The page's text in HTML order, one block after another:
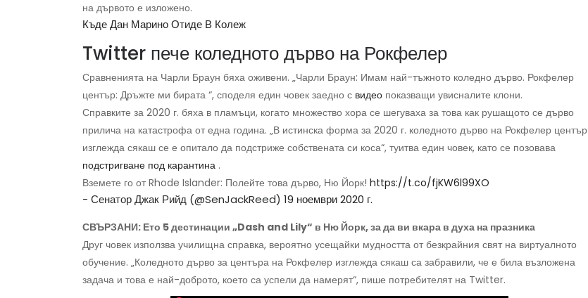
на дървото е изложено.
Къде Дан Марино Отиде В Колеж
Twitter пече коледното дърво на Рокфелер
Сравненията на Чарли Браун бяха оживени. „Чарли Браун: Имам най-тъжното коледно дърво. Рокфелер
център: Дръжте ми бирата “, споделя един човек заедно с видео показващи увисналите клони.
Справките за 2020 г. бяха в пламъци, когато множество хора се шегуваха за това как рушащото се дърво
прилича на катастрофа от една година. „В истинска форма за 2020 г. коледното дърво на Рокфелер център
изглежда сякаш се е опитало да подстриже собствената си коса“, туитва един човек, като се позовава
подстригване под карантина .
Вземете го от Rhode Islander: Полейте това дърво, Ню Йорк! https://t.co/fjKW6l99XO
- Сенатор Джак Рийд (@SenJackReed) 19 ноември 2020 г.
СВЪРЗАНИ: Ето 5 дестинации „Dash and Lily“ в Ню Йорк, за да ви вкара в духа на празника
Друг човек използва училищна справка, вероятно усещайки мудността от безкрайния свят на виртуалното
обучение. „Коледното дърво за центъра на Рокфелер изглежда сякаш са забравили, че е била възложена
задача и това е най-доброто, което са успели да намерят“, пише потребителят на Twitter.